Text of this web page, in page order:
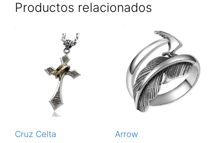
Productos relacionados
Cruz Celta Arrow